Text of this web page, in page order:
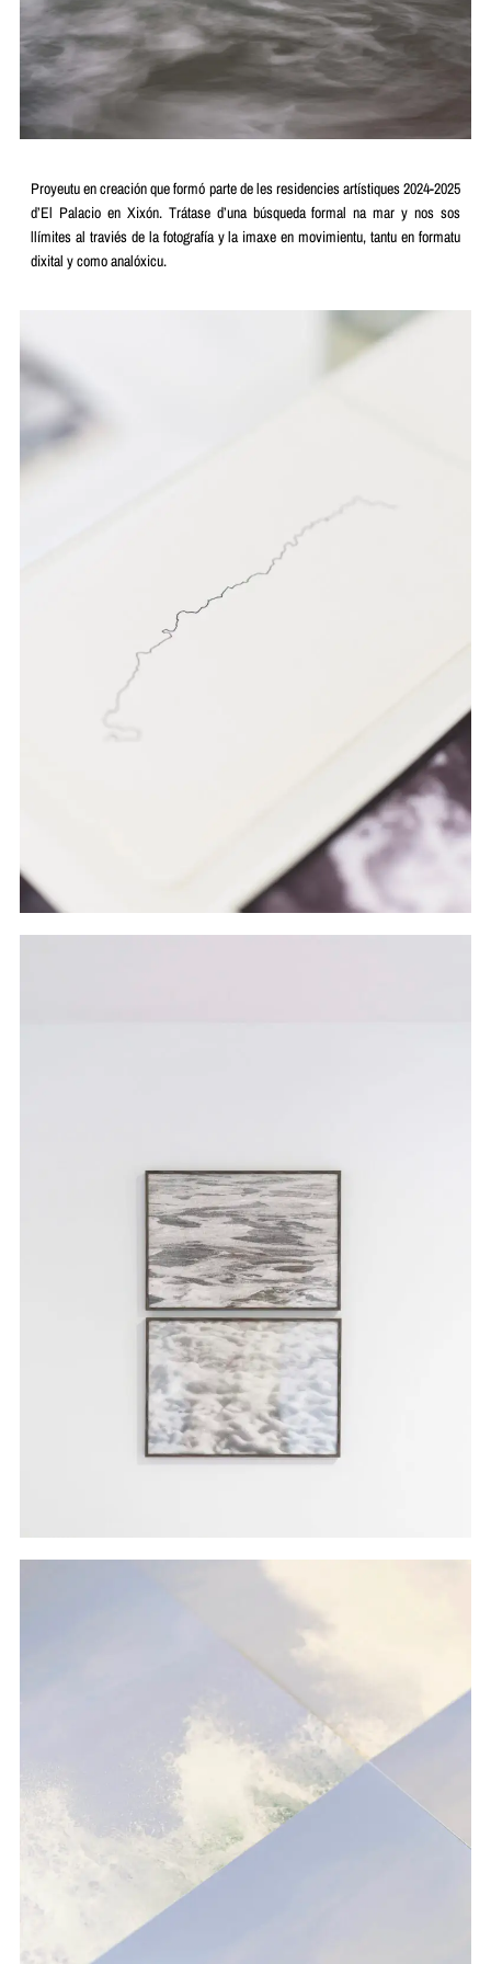
Proyeutu en creación que formó parte de les residencies artístiques 2024-2025
d’El Palacio en Xixón. Trátase d’una búsqueda formal na mar y nos sos
llímites al traviés de la fotografía y la imaxe en movimientu, tantu en formatu
dixital y como analóxicu.